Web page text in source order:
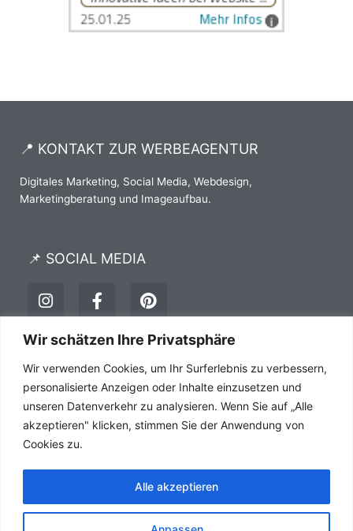
Wir schätzen Ihre Privatsphäre
Wir verwenden Cookies, um Ihr Surferlebnis zu verbessern,
personalisierte Anzeigen oder Inhalte einzusetzen und
unseren Datenverkehr zu analysieren. Wenn Sie auf „Alle
akzeptieren" klicken, stimmen Sie der Anwendung von
Cookies zu.
Alle akzeptieren
📍 KONTAKT ZUR WERBEAGENTUR
Digitales Marketing, Social Media, Webdesign,
Marketingberatung und Imageaufbau.
📌 SOCIAL MEDIA
I
n
s
t
g
r
a
m
F
a
c
e
o
o
k
-
P
i
n
t
r
e
s
t